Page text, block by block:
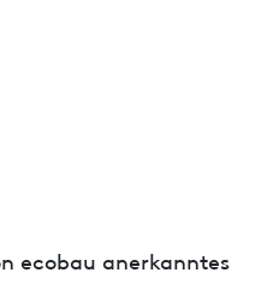
ecobau anerkanntes